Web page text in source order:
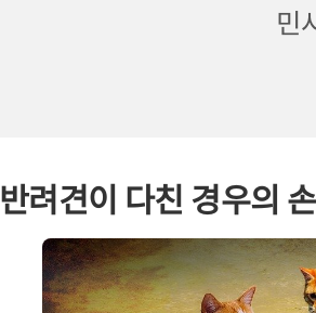
민
반려견이 다친 경우의